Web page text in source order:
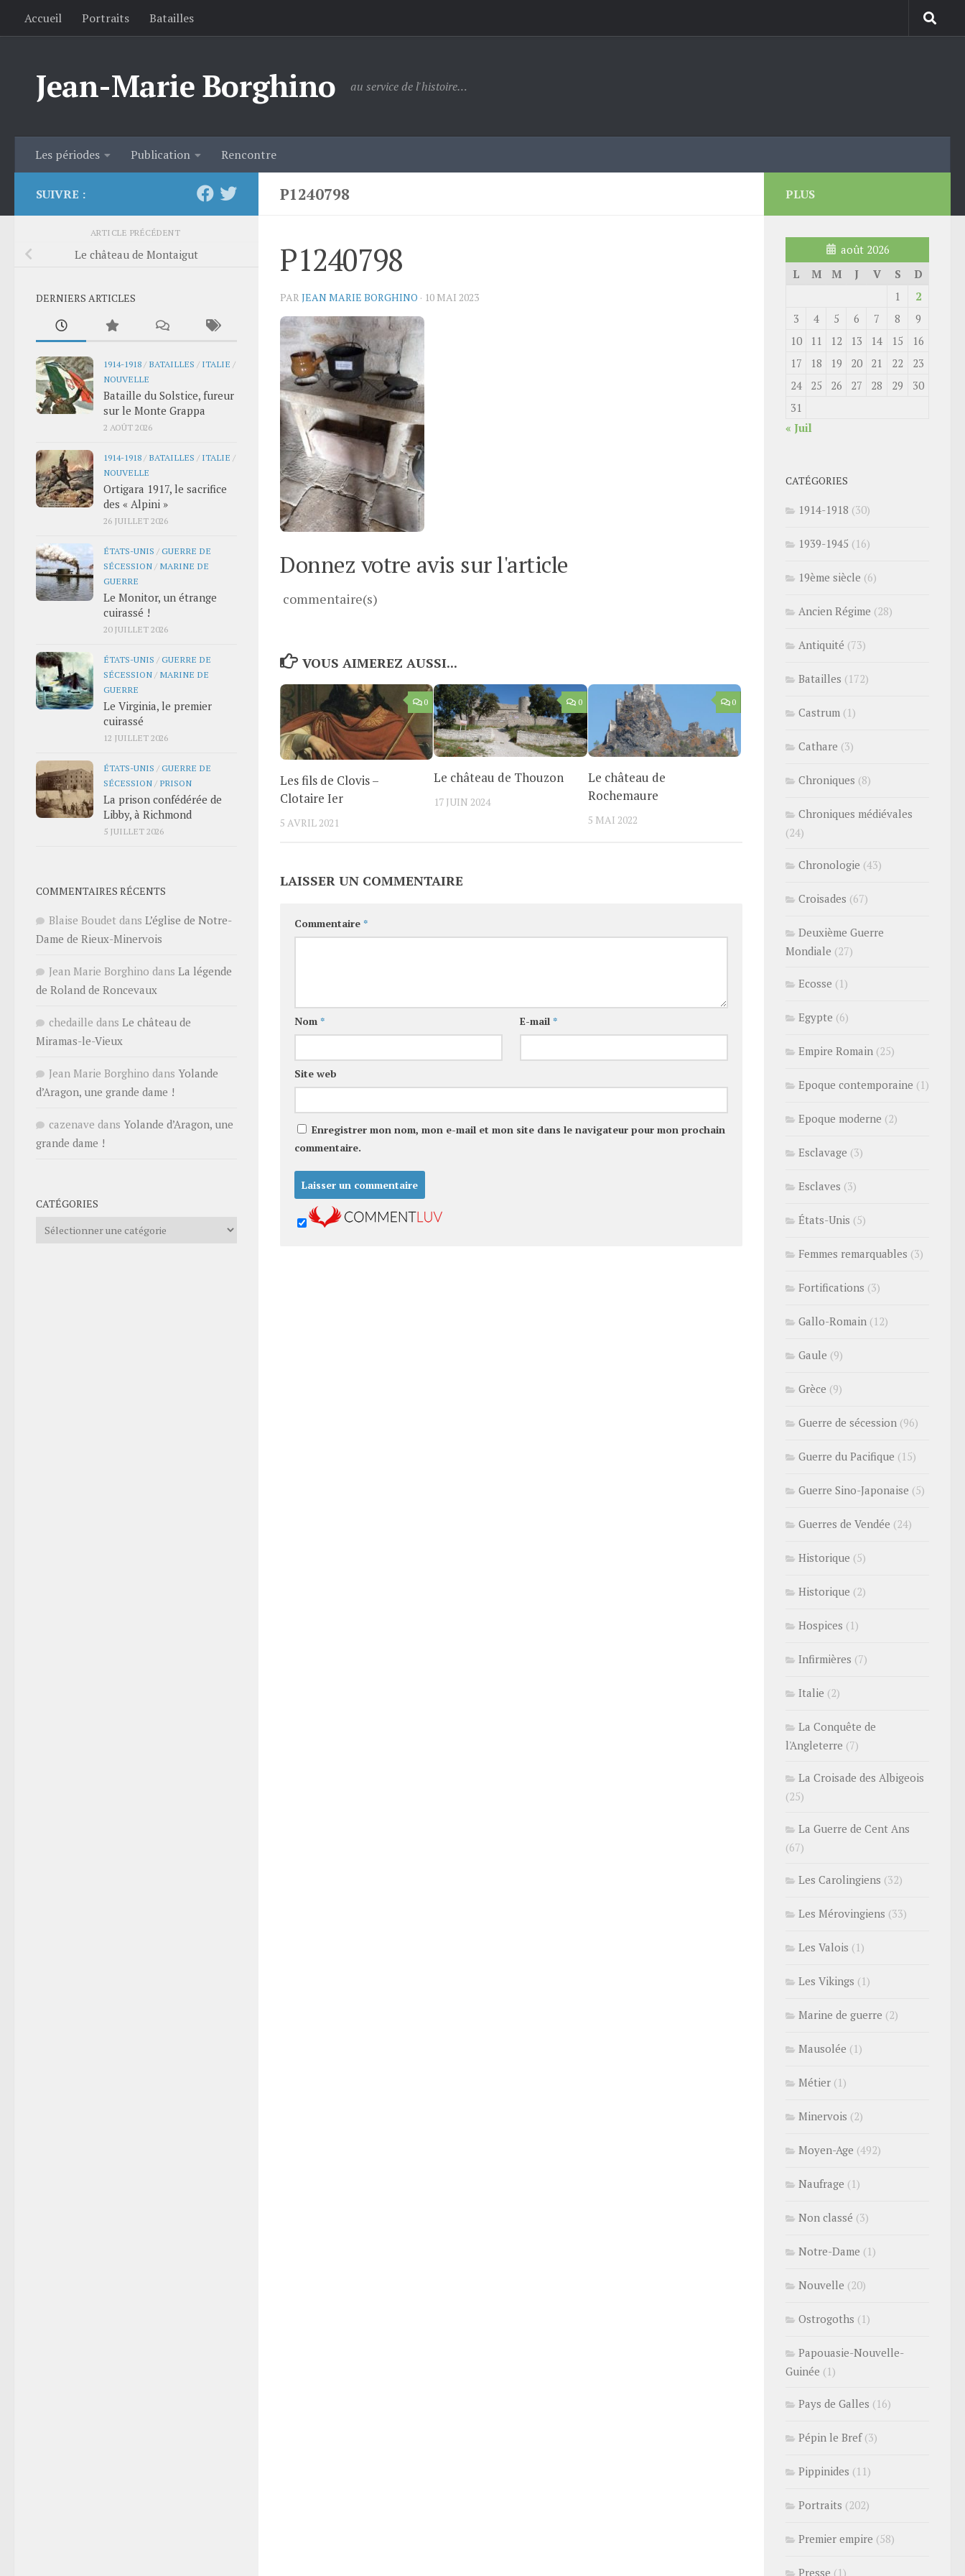
Skip to content
Accueil Portraits Batailles
Jean-Marie Borghino au service de l'histoire…
Les périodes Publication Rencontre
P1240798
P1240798
PAR JEAN MARIE BORGHINO · 10 MAI 2023
Donnez votre avis sur l'article
commentaire(s)
VOUS AIMEREZ AUSSI...
0
Les fils de Clovis –
Clotaire Ier
5 AVRIL 2021
0
Le château de Thouzon
17 JUIN 2024
0
Le château de
Rochemaure
5 MAI 2022
LAISSER UN COMMENTAIRE
Commentaire *
Nom * E-mail *
Site web
Enregistrer mon nom, mon e-mail et mon site dans le navigateur pour mon prochain
commentaire.
SUIVRE :
ARTICLE PRÉCÉDENT
Le château de Montaigut
DERNIERS ARTICLES
1914-1918 / BATAILLES / ITALIE /
NOUVELLE
Bataille du Solstice, fureur
sur le Monte Grappa
2 AOÛT 2026
1914-1918 / BATAILLES / ITALIE /
NOUVELLE
Ortigara 1917, le sacrifice
des « Alpini »
26 JUILLET 2026
ÉTATS-UNIS /GUERRE DE
SÉCESSION / MARINE DE
GUERRE
Le Monitor, un étrange
cuirassé !
20 JUILLET 2026
ÉTATS-UNIS /GUERRE DE
SÉCESSION / MARINE DE
GUERRE
Le Virginia, le premier
cuirassé
12 JUILLET 2026
ÉTATS-UNIS /GUERRE DE
SÉCESSION / PRISON
La prison confédérée de
Libby, à Richmond
5 JUILLET 2026
COMMENTAIRES RÉCENTS
Blaise Boudet dans L’église de Notre-
Dame de Rieux-Minervois
Jean Marie Borghino dans La légende
de Roland de Roncevaux
chedaille dans Le château de
Miramas-le-Vieux
Jean Marie Borghino dans Yolande
d’Aragon, une grande dame !
cazenave dans Yolande d’Aragon, une
grande dame !
CATÉGORIES
Catégories
PLUS
août 2026
L
M M J V S
D
1
2
3
4 5 6 7 8
9
10
11 12 13 14 15
16
17
18 19 20 21 22
23
24
25 26 27 28 29
30
31
« Juil
CATÉGORIES
1914-1918 (30)
1939-1945 (16)
19ème siècle (6)
Ancien Régime (28)
Antiquité (73)
Batailles (172)
Castrum (1)
Cathare (3)
Chroniques (8)
Chroniques médiévales
(24)
Chronologie (43)
Croisades (67)
Deuxième Guerre
Mondiale (27)
Ecosse (1)
Egypte (6)
Empire Romain (25)
Epoque contemporaine (1)
Epoque moderne (2)
Esclavage (3)
Esclaves (3)
États-Unis (5)
Femmes remarquables (3)
Fortifications (3)
Gallo-Romain (12)
Gaule (9)
Grèce (9)
Guerre de sécession (96)
Guerre du Pacifique (15)
Guerre Sino-Japonaise (5)
Guerres de Vendée (24)
Historique (5)
Historique (2)
Hospices (1)
Infirmières (7)
Italie (2)
La Conquête de
l'Angleterre (7)
La Croisade des Albigeois
(25)
La Guerre de Cent Ans
(67)
Les Carolingiens (32)
Les Mérovingiens (33)
Les Valois (1)
Les Vikings (1)
Marine de guerre (2)
Mausolée (1)
Métier (1)
Minervois (2)
Moyen-Age (492)
Naufrage (1)
Non classé (3)
Notre-Dame (1)
Nouvelle (20)
Ostrogoths (1)
Papouasie-Nouvelle-
Guinée (1)
Pays de Galles (16)
Pépin le Bref(3)
Pippinides (11)
Portraits (202)
Premier empire (58)
Presse (1)